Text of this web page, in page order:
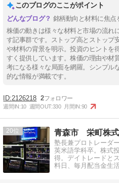
このブログのここがポイント
銘柄動向と材料に焦点
株価の動きは様々な材料と市場の流れ
す記事群です。ストップ高とストップ
や材料の背景を明示。投資のヒントを
すく提供しています。株価の理由や材
考になる様々な局面を網羅。シンプル
的な情報が満載です。
2126218 2
週間IN:10 週間OUT:330 月間IN:90
20
塾長兼プロトレーダ
英米語学科卒。株式
得。デイトレードと
料日、毎月配当金生